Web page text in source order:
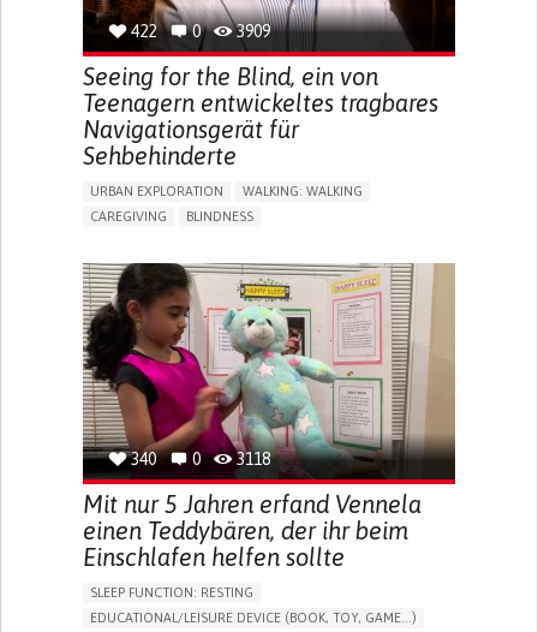
422 0 3909
Seeing for the Blind, ein von
Teenagern entwickeltes tragbares
Navigationsgerät für
Sehbehinderte
URBAN EXPLORATION
WALKING: WALKING
CAREGIVING
BLINDNESS
ASSISTIVE DAILY LIFE DEVICE (TO HELP ADL)
FREQUENT FALLS
REGAINING SENSORY FUNCTION
PROMOTING SELF-MANAGEMENT
PREVENTING (VACCINATION, PROTECTION, FALLS,
RESEARCH/MAPPING)
CAREGIVING SUPPORT
OPHTHALMOLOGY
UNITED STATES
340 0 3118
Mit nur 5 Jahren erfand Vennela
einen Teddybären, der ihr beim
Einschlafen helfen sollte
SLEEP FUNCTION: RESTING
EDUCATIONAL/LEISURE DEVICE (BOOK, TOY, GAME...)